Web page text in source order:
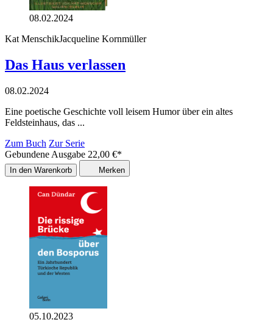
08.02.2024
Kat MenschikJacqueline Kornmüller
Das Haus verlassen
08.02.2024
Eine poetische Geschichte voll leisem Humor über ein altes
Feldsteinhaus, das ...
Zum Buch Zur Serie
Gebundene Ausgabe 22,00 €*
In den Warenkorb Merken
05.10.2023